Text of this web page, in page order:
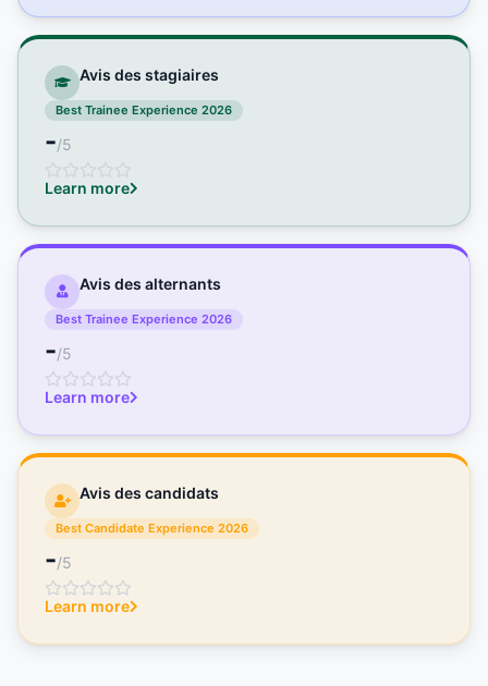
Avis des stagiaires
Best Trainee Experience 2026
-/5
Learn more
Avis des alternants
Best Trainee Experience 2026
-/5
Learn more
Avis des candidats
Best Candidate Experience 2026
-/5
Learn more